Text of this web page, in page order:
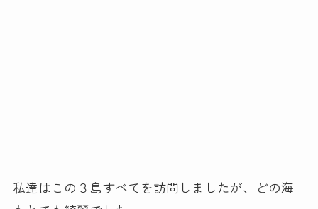
私達はこの３島すべてを訪問しましたが、どの海